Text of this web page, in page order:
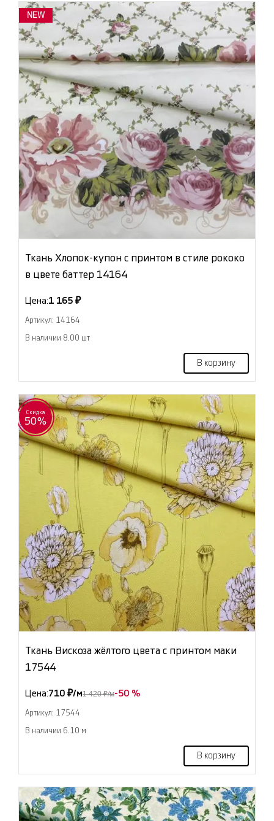
NEW
Ткань Хлопок-купон с принтом в стиле рококо
в цвете баттер 14164
Цена:1 165 ₽
Артикул: 14164
В наличии 8.00 шт
В корзину
Скидка
50%
Ткань Вискоза жёлтого цвета с принтом маки
17544
Цена:710 ₽/м1 420 ₽/м-50 %
Артикул: 17544
В наличии 6.10 м
В корзину